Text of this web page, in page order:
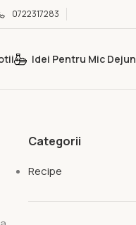
0722317283
Idei Pentru Mic Dejun
Categorii
Recipe